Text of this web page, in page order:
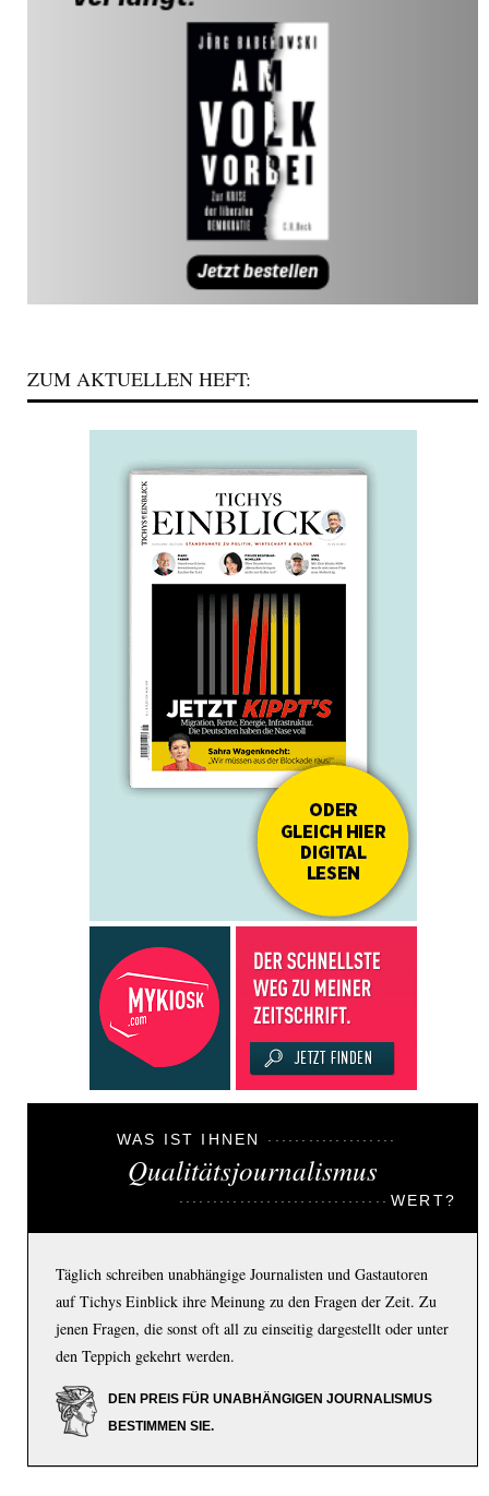
ZUM AKTUELLEN HEFT:
WAS IST IHNEN
Qualitätsjournalismus
WERT?
Täglich schreiben unabhängige Journalisten und Gastautoren
auf Tichys Einblick ihre Meinung zu den Fragen der Zeit. Zu
jenen Fragen, die sonst oft all zu einseitig dargestellt oder unter
den Teppich gekehrt werden.
DEN PREIS FÜR UNABHÄNGIGEN JOURNALISMUS
BESTIMMEN SIE.